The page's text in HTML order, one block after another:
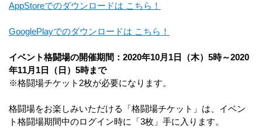
AppStoreでのダウンロードは こちら！
GooglePlayでのダウンロードは こちら！
イベント格闘場の開催期間：2020年10月1日（木）5時～2020
年11月1日（日）5時まで
※格闘場チケット2枚が必要になります。
格闘場をお楽しみいただける「格闘場チケット」は、イベン
ト格闘場期間中のログイン時に「3枚」手に入ります。